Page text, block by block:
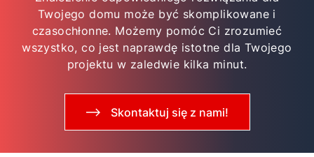
Twojego domu może być skomplikowane i
czasochłonne. Możemy pomóc Ci zrozumieć
wszystko, co jest naprawdę istotne dla Twojego
projektu w zaledwie kilka minut.
Skontaktuj się z nami!